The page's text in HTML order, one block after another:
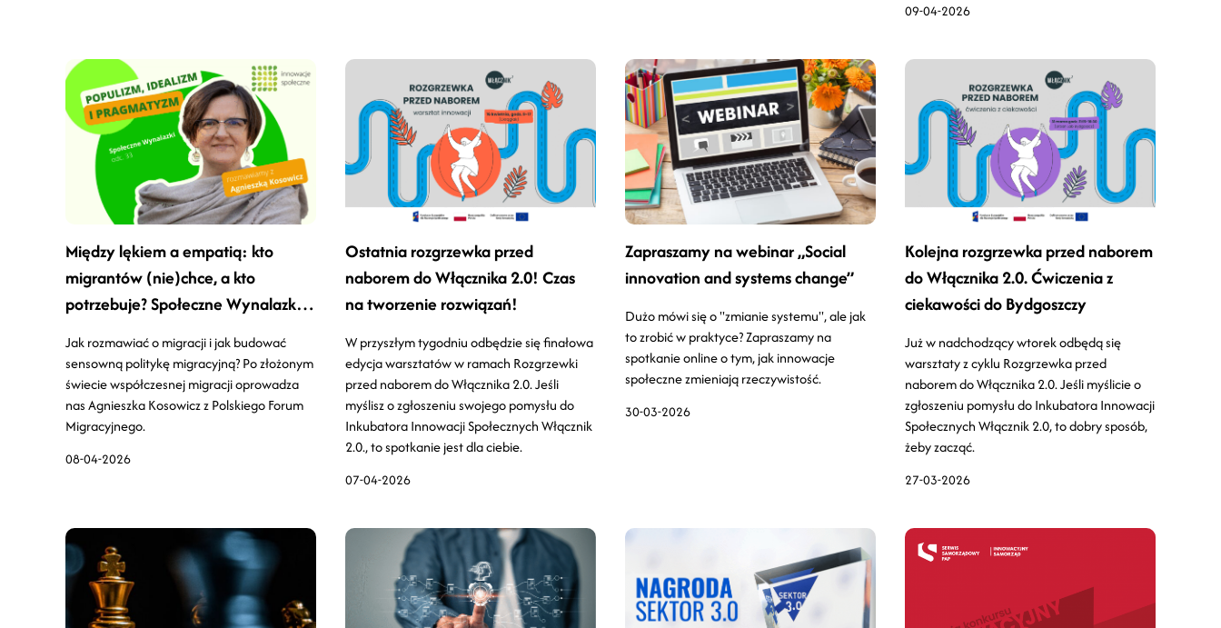
09-04-2026
08-04-2026
Między lękiem a empatią: kto
migrantów (nie)chce, a kto
potrzebuje? Społeczne Wynalazki
Jak rozmawiać o migracji i jak budować
sensowną politykę migracyjną? Po złożonym
świecie współczesnej migracji oprowadza
nas Agnieszka Kosowicz z Polskiego Forum
Migracyjnego.
07-04-2026
Ostatnia rozgrzewka przed
naborem do Włącznika 2.0! Czas
na tworzenie rozwiązań!
W przyszłym tygodniu odbędzie się finałowa
edycja warsztatów w ramach Rozgrzewki
przed naborem do Włącznika 2.0. Jeśli
myślisz o zgłoszeniu swojego pomysłu do
Inkubatora Innowacji Społecznych Włącznik
2.0., to spotkanie jest dla ciebie.
30-03-2026
Zapraszamy na webinar „Social
innovation and systems change”
Dużo mówi się o "zmianie systemu", ale jak
to zrobić w praktyce? Zapraszamy na
spotkanie online o tym, jak innowacje
społeczne zmieniają rzeczywistość.
27-03-2026
Kolejna rozgrzewka przed naborem
do Włącznika 2.0. Ćwiczenia z
ciekawości do Bydgoszczy
Już w nadchodzący wtorek odbędą się
warsztaty z cyklu Rozgrzewka przed
naborem do Włącznika 2.0. Jeśli myślicie o
zgłoszeniu pomysłu do Inkubatora Innowacji
Społecznych Włącznik 2.0, to dobry sposób,
żeby zacząć.